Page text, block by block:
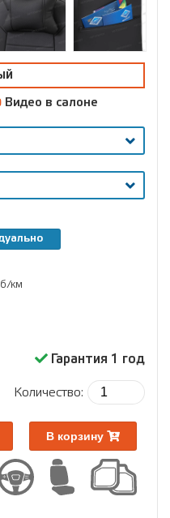
Видео в салоне
км
Гарантия 1 год
Количество:
В корзину